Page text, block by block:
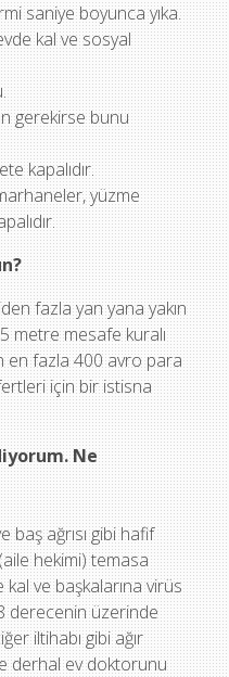
saniye boyunca yıka.
kal ve sosyal
gerekirse bunu
kapalıdır.
yüzme
fazla yan yana yakın
metre mesafe kuralı
en fazla 400 avro para
için bir istisna
Ne
baş ağrısı gibi hafif
hekimi) temasa
ve başkalarına virüs
derecenin üzerinde
iltihabı gibi ağır
derhal ev doktorunu